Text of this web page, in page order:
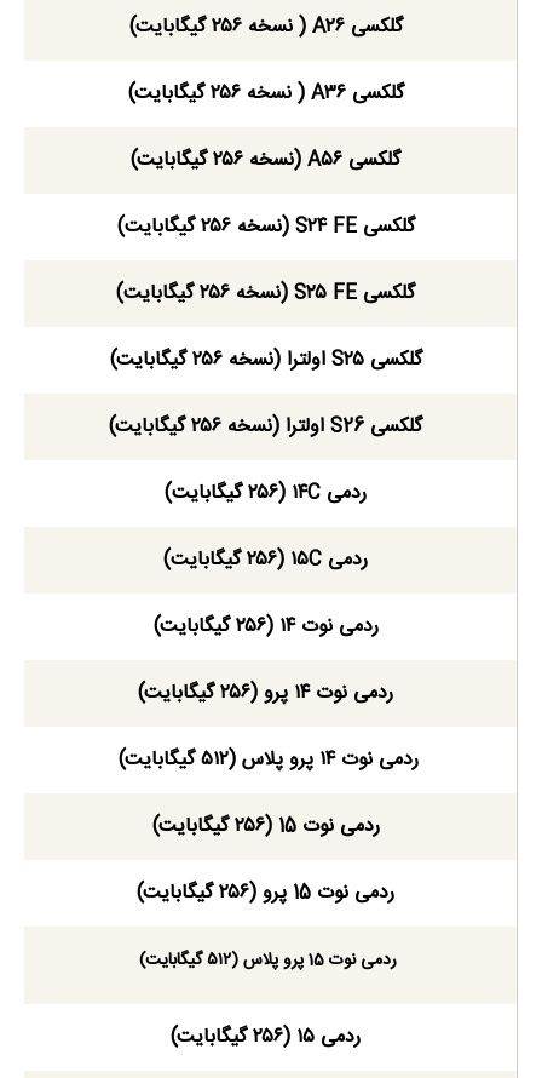
گلکسی A۲۶ ( نسخه ۲۵۶ گیگابایت)
گلکسی A۳۶ ( نسخه ۲۵۶ گیگابایت)
گلکسی A۵۶ (نسخه ۲۵۶ گیگابایت)
گلکسی S۲۴ FE (نسخه ۲۵۶ گیگابایت)
گلکسی S۲۵ FE (نسخه ۲۵۶ گیگابایت)
گلکسی S۲۵ اولترا (نسخه ۲۵۶ گیگابایت)
گلکسی S26 اولترا (نسخه ۲۵۶ گیگابایت)
ردمی ۱۴C (۲۵۶ گیگابایت)
ردمی ۱۵C (۲۵۶ گیگابایت)
ردمی نوت ۱۴ (۲۵۶ گیگابایت)
ردمی نوت ۱۴ پرو (۲۵۶ گیگابایت)
ردمی نوت ۱۴ پرو پلاس (۵۱۲ گیگابایت)
ردمی نوت 15 (۲۵۶ گیگابایت)
ردمی نوت 15 پرو (۲۵۶ گیگابایت)
ردمی نوت 15 پرو پلاس (۵۱۲ گیگابایت)
ردمی ۱۵ (۲۵۶ گیگابایت)